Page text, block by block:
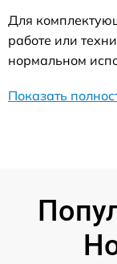
Для
работе или
нормальном
Показать